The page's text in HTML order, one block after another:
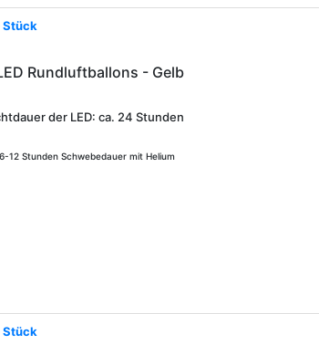
Stück
Rundluftballons - Gelb
der LED: ca. 24 Stunden
12 Stunden Schwebedauer mit Helium
Stück